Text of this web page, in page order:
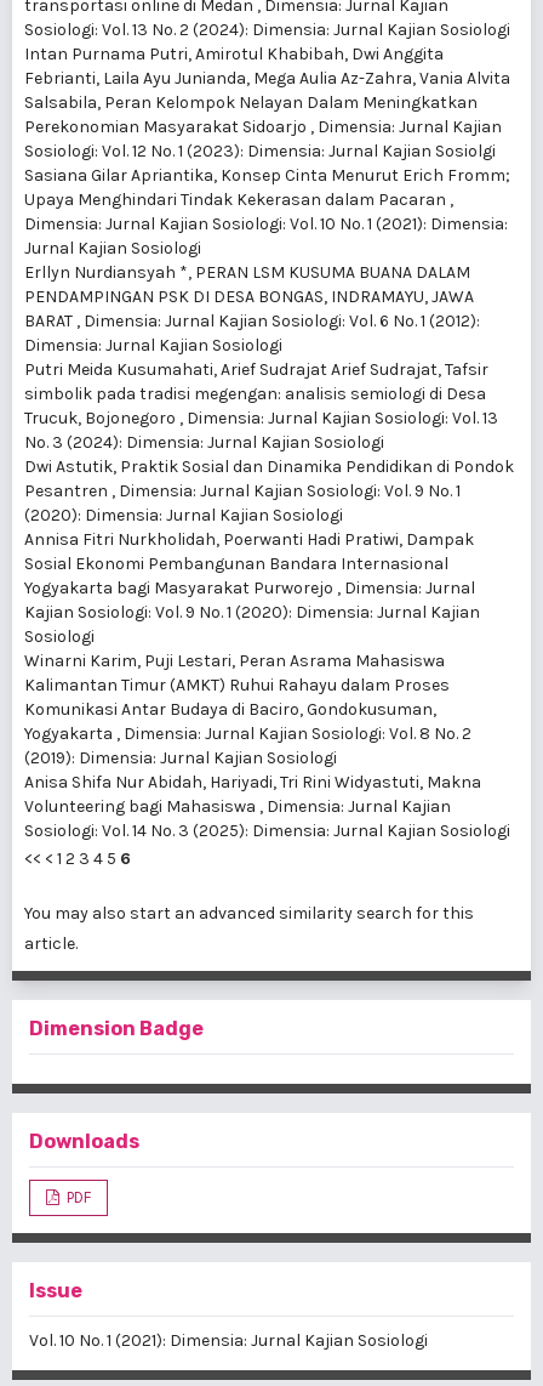
transportasi online di Medan , Dimensia: Jurnal Kajian
Sosiologi: Vol. 13 No. 2 (2024): Dimensia: Jurnal Kajian Sosiologi
Intan Purnama Putri, Amirotul Khabibah, Dwi Anggita
Febrianti, Laila Ayu Junianda, Mega Aulia Az-Zahra, Vania Alvita
Salsabila, Peran Kelompok Nelayan Dalam Meningkatkan
Perekonomian Masyarakat Sidoarjo , Dimensia: Jurnal Kajian
Sosiologi: Vol. 12 No. 1 (2023): Dimensia: Jurnal Kajian Sosiolgi
Sasiana Gilar Apriantika, Konsep Cinta Menurut Erich Fromm;
Upaya Menghindari Tindak Kekerasan dalam Pacaran ,
Dimensia: Jurnal Kajian Sosiologi: Vol. 10 No. 1 (2021): Dimensia:
Jurnal Kajian Sosiologi
Erllyn Nurdiansyah *, PERAN LSM KUSUMA BUANA DALAM
PENDAMPINGAN PSK DI DESA BONGAS, INDRAMAYU, JAWA
BARAT , Dimensia: Jurnal Kajian Sosiologi: Vol. 6 No. 1 (2012):
Dimensia: Jurnal Kajian Sosiologi
Putri Meida Kusumahati, Arief Sudrajat Arief Sudrajat,Tafsir
simbolik pada tradisi megengan: analisis semiologi di Desa
Trucuk, Bojonegoro , Dimensia: Jurnal Kajian Sosiologi: Vol. 13
No. 3 (2024): Dimensia: Jurnal Kajian Sosiologi
Dwi Astutik, Praktik Sosial dan Dinamika Pendidikan di Pondok
Pesantren , Dimensia: Jurnal Kajian Sosiologi: Vol. 9 No. 1
(2020): Dimensia: Jurnal Kajian Sosiologi
Annisa Fitri Nurkholidah, Poerwanti Hadi Pratiwi, Dampak
Sosial Ekonomi Pembangunan Bandara Internasional
Yogyakarta bagi Masyarakat Purworejo , Dimensia: Jurnal
Kajian Sosiologi: Vol. 9 No. 1 (2020): Dimensia: Jurnal Kajian
Sosiologi
Winarni Karim, Puji Lestari, Peran Asrama Mahasiswa
Kalimantan Timur (AMKT) Ruhui Rahayu dalam Proses
Komunikasi Antar Budaya di Baciro, Gondokusuman,
Yogyakarta , Dimensia: Jurnal Kajian Sosiologi: Vol. 8 No. 2
(2019): Dimensia: Jurnal Kajian Sosiologi
Anisa Shifa Nur Abidah, Hariyadi, Tri Rini Widyastuti, Makna
Volunteering bagi Mahasiswa , Dimensia: Jurnal Kajian
Sosiologi: Vol. 14 No. 3 (2025): Dimensia: Jurnal Kajian Sosiologi
<< < 1 2 3 4 5 6
You may also start an advanced similarity search for this
article.
Dimension Badge
Downloads
PDF
Issue
Vol. 10 No. 1 (2021): Dimensia: Jurnal Kajian Sosiologi